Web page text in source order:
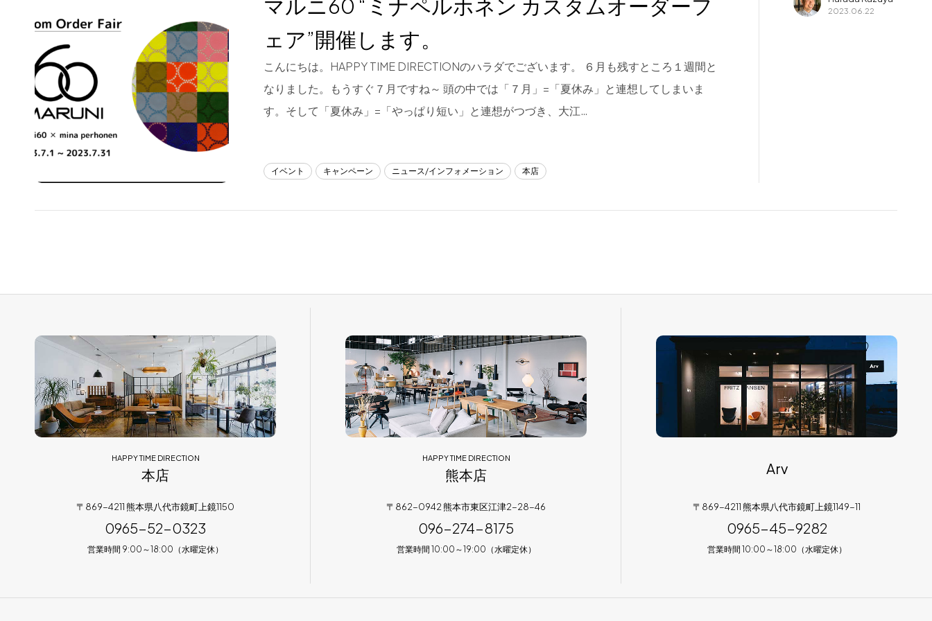
About us
for Business
Recruit
熊本店
096-274-8175
0965-45-9282
マルニ60 “ミナペルホネン カスタムオーダーフ
ェア”開催します。
こんにちは。HAPPY TIME DIRECTIONのハラダでございます。 ６月も残すところ１週間と
なりました。もうすぐ７月ですね～ 頭の中では「７月」=「夏休み」と連想してしまいま
す。そして「夏休み」=「やっぱり短い」と連想がつづき、大江…
イベント キャンペーン ニュース/インフォメーション 本店
2023.06.22
HAPPY TIME DIRECTION
本店
〒869-4211 熊本県八代市鏡町上鏡1150
0965-52-0323
営業時間 9:00～18:00（水曜定休）
HAPPY TIME DIRECTION
熊本店
〒862-0942 熊本市東区江津2-28-46
096-274-8175
営業時間 10:00～19:00（水曜定休）
Arv
〒869-4211 熊本県八代市鏡町上鏡1149-11
0965-45-9282
営業時間 10:00～18:00（水曜定休）